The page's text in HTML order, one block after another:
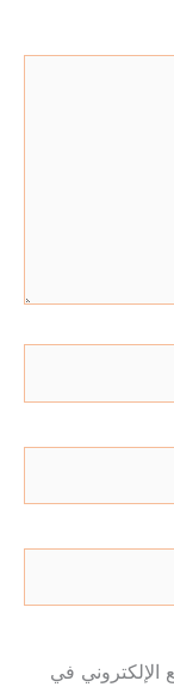
الإلكتروني في